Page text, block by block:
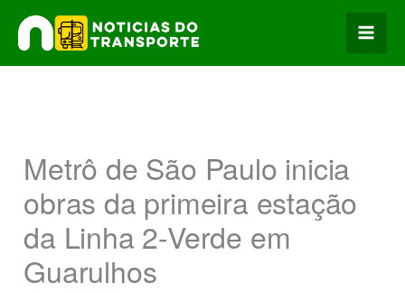
para
o
Metrô de São Paulo inicia
obras da primeira estação
da Linha 2-Verde em
Guarulhos